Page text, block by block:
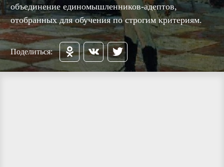
объединение единомышленников-адептов,
отобранных для обучения по строгим критериям.
Поделиться: